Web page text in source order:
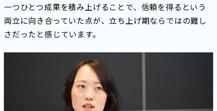
一つひとつ成果を積み上げることで、信頼を得るという
両立に向き合っていた点が、立ち上げ期ならではの難し
さだったと感じています。